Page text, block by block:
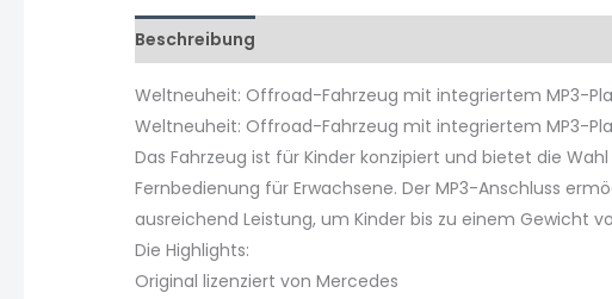
Beschreibung
Weltneuheit: Offroad-Fahrzeug mit integriertem MP3-
Weltneuheit: Offroad-Fahrzeug mit integriertem MP3-
Das Fahrzeug ist für Kinder konzipiert und bietet die
Fernbedienung für Erwachsene. Der MP3-Anschluss
ausreichend Leistung, um Kinder bis zu einem Gewicht
Die Highlights:
Original lizenziert von Mercedes